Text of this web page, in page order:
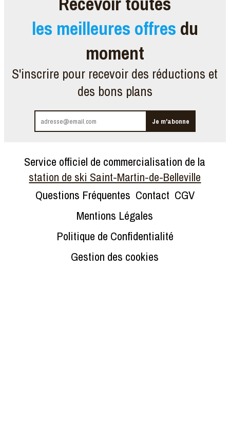
les meilleures offres du
moment
S'inscrire pour recevoir des réductions et
des bons plans
Service officiel de commercialisation de la
station de ski Saint-Martin-de-Belleville
Questions Fréquentes Contact CGV
Mentions Légales
Politique de Confidentialité
Gestion des cookies